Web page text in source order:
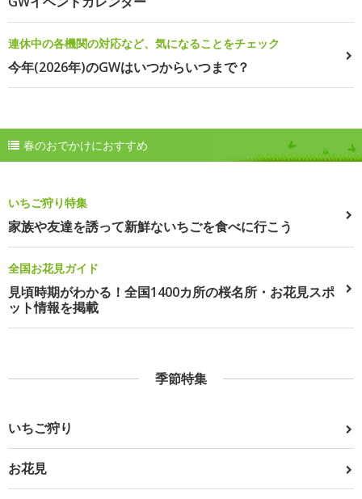
連休中の各機関の対応など、気になることをチェック
今年(2026年)のGWはいつからいつまで？
春のおでかけにおすすめ
いちご狩り特集
家族や友達を誘って新鮮ないちごを食べに行こう
全国お花見ガイド
見頃時期がわかる！全国1400カ所の桜名所・お花見スポ
ット情報を掲載
季節特集
いちご狩り
お花見